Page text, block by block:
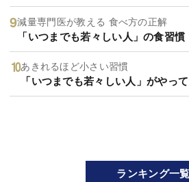
減量専門医が教える 食べ方の正解
「いつまでも若々しい人」の食習慣
あきれるほど小さい習慣
「いつまでも若々しい人」がやっ
ランキング一覧